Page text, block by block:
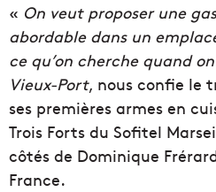
« On veut proposer une
abordable dans un
ce qu’on cherche quand
Vieux-Port, nous confie le
ses premières armes en
Trois Forts du Sofitel
côtés de Dominique
France.